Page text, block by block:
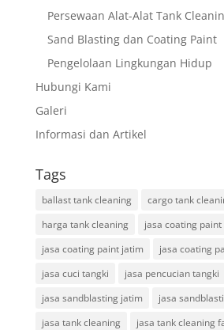
Persewaan Alat-Alat Tank
Sand Blasting dan Coating Paint
Pengelolaan Lingkungan Hidup
Hubungi Kami
Galeri
Informasi dan Artikel
Tags
ballast tank cleaning cargo tank
harga tank cleaning
jasa coating paint
jasa coating paint jatim
jasa coating
jasa cuci tangki
jasa pencucian tangki
jasa sandblasting jatim
jasa
jasa tank cleaning
jasa tank cleaning